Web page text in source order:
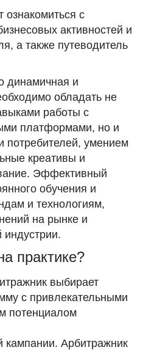
с
активностей и
а также путеводитель
динамичная и
обладать не
работы с
платформами, но и
потребителей, умением
креативы и
Эффективный
обучения и
и технологиям,
на рынке и
практике?
выбирает
с привлекательными
потенциалом
кампании. Арбитражник